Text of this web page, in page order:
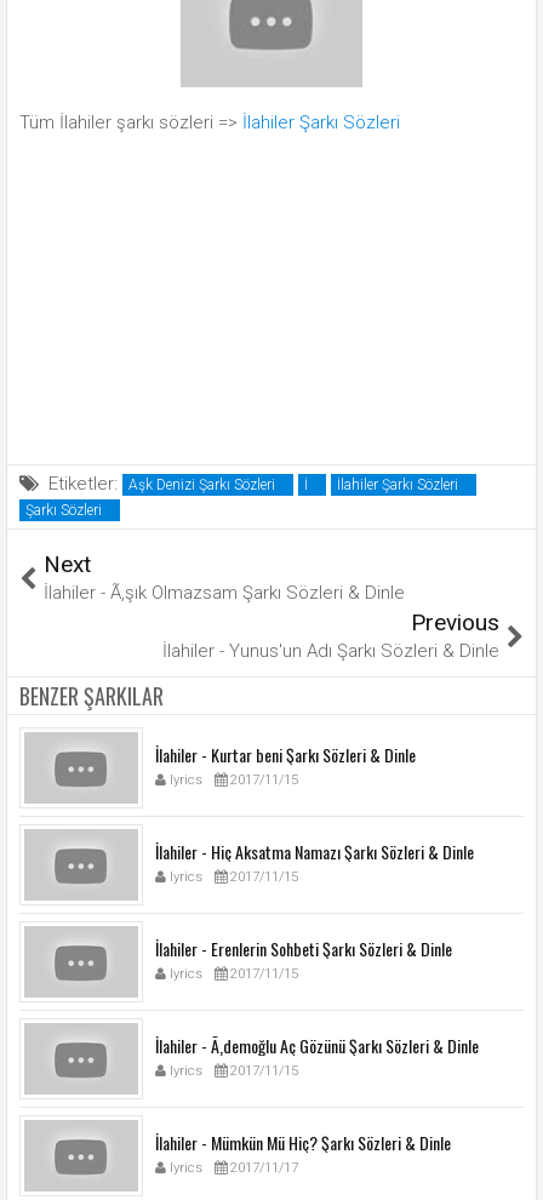
Tüm İlahiler şarkı sözleri => İlahiler Şarkı Sözleri
Etiketler: Aşk Denizi Şarkı Sözleri İ
İlahiler Şarkı Sözleri
Şarkı Sözleri
Next
İlahiler - Ã‚şık Olmazsam Şarkı Sözleri & Dinle
Previous
İlahiler - Yunus'un Adı Şarkı Sözleri & Dinle
BENZER ŞARKILAR
İlahiler - Kurtar beni Şarkı Sözleri & Dinle
lyrics 2017/11/15
İlahiler - Hiç Aksatma Namazı Şarkı Sözleri & Dinle
lyrics 2017/11/15
İlahiler - Erenlerin Sohbeti Şarkı Sözleri & Dinle
lyrics 2017/11/15
İlahiler - Ã‚demoğlu Aç Gözünü Şarkı Sözleri & Dinle
lyrics 2017/11/15
İlahiler - Mümkün Mü Hiç? Şarkı Sözleri & Dinle
lyrics 2017/11/17